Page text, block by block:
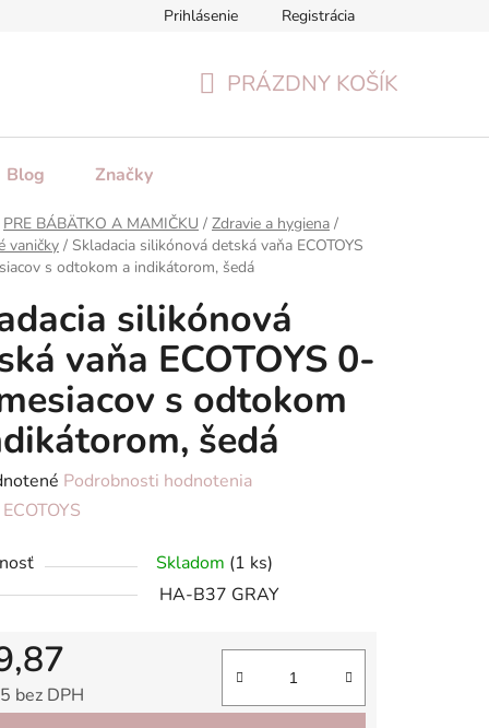
Formulár na odstúpenie od zmluvy
Prihlásenie Registrácia
PRÁZDNY KOŠÍK
Blog Značky
PRE BÁBÄTKO A MAMIČKU / Zdravie a hygiena /
vaničky / Skladacia silikónová detská vaňa ECOTOYS
s odtokom a indikátorom, šedá
silikónová
vaňa ECOTOYS 0-
s odtokom
šedá
Podrobnosti hodnotenia
ECOTOYS
Skladom (1 ks)
HA-B37 GRAY
bez DPH